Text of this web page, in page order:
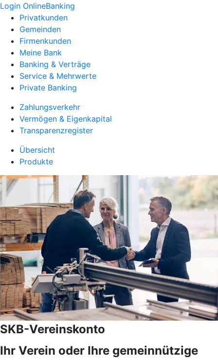
Login OnlineBanking
Privatkunden
Gemeinden
Firmenkunden
Meine Bank
Banking & Verträge
Service & Mehrwerte
Private Banking
Zahlungsverkehr
Vermögen & Eigenkapital
Transparenzregister
Übersicht
Produkte
SKB-Vereinskonto
Ihr Verein oder Ihre gemeinnützige